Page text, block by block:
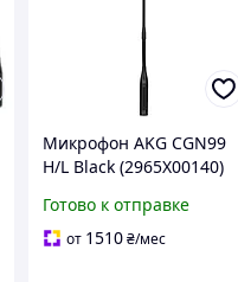
Микрофон AKG CGN99
H/L Black (2965X00140)
Готово к отправке
от 1510 ₴/мес